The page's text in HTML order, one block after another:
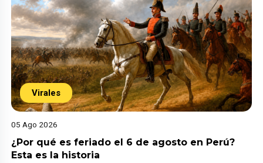
Virales
05 Ago 2026
¿Por qué es feriado el 6 de agosto en Perú?
Esta es la historia